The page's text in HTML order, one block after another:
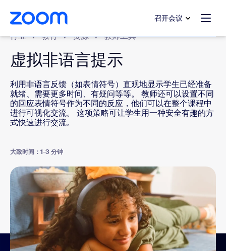
至主要内容
至帮助聊天 召开会议
行业 教育 资源 教师工具
虚拟非语言提示
利用非语言反馈（如表情符号）直观地显示学生已经准备
就绪、需要更多时间、有疑问等等。 教师还可以设置不同
的回应表情符号作为不同的反应，他们可以在整个课程中
进行可视化交流。 这项策略可让学生用一种安全有趣的方
式快速进行交流。
大致时间：1-3 分钟